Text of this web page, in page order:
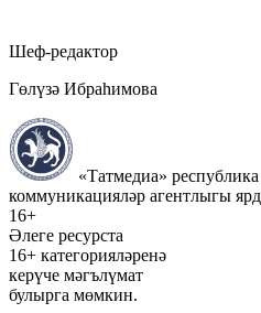
Шеф-редактор
Гөлүзә Ибраһимова
«Татмедиа»
коммуникацияләр агентлыгы
16+
Әлеге ресурста
16+ категорияләренә
керүче мәгълүмат
булырга мөмкин.